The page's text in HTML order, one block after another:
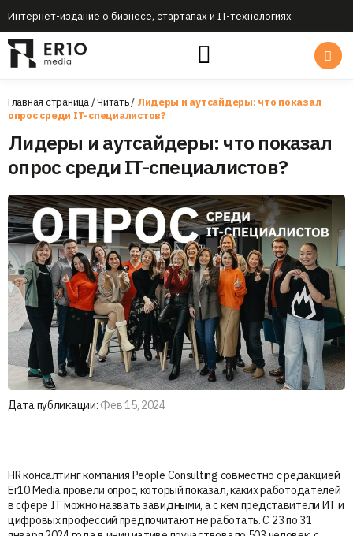
Интернет-издание о бизнесе, стартапах и IT-технологиях
Главная страница/Читать/ Лидеры и аутсайдеры: что показал
опрос среди IT-специалистов?
Лидеры и аутсайдеры: что показал
опрос среди IT-специалистов?
Дата публикации: Фев 15, 2024
HR консалтинг компания People Consulting совместно с редакцией
Er10 Media провели опрос, который показал, каких работодателей
в сфере IT можно назвать завидными, а с кем представители ИТ и
цифровых профессий предпочитают не работать. С 23 по 31